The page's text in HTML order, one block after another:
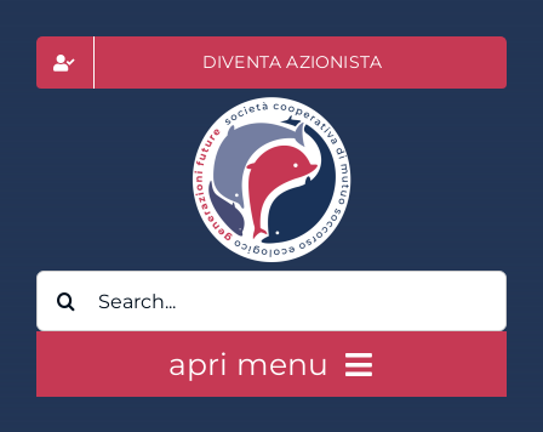
contenuto
DIVENTA AZIONISTA
Cerca
per:
apri menu